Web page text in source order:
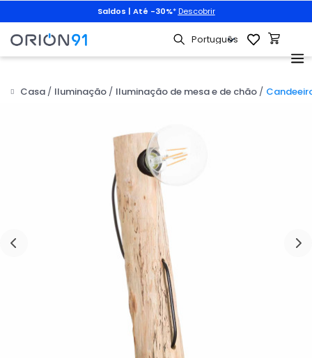
Saldos | Até -30%* Descobrir
Casa Iluminação Iluminação de mesa e de chão